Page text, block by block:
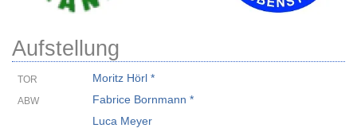
Aufstellung
TOR Moritz Hörl *
ABW
Fabrice Bornmann *
Luca Meyer